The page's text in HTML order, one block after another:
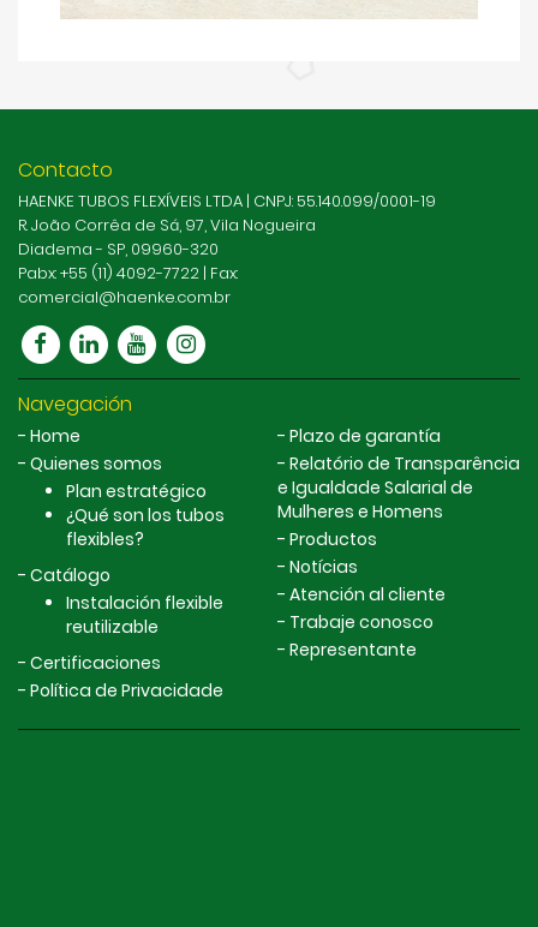
Contacto
HAENKE TUBOS FLEXÍVEIS LTDA | CNPJ: 55.140.099/0001-19
R. João Corrêa de Sá, 97, Vila Nogueira
Diadema - SP, 09960-320
Pabx: +55 (11) 4092-7722 | Fax:
comercial@haenke.com.br
Navegación
Home
Quienes somos
Plan estratégico
¿Qué son los tubos
flexibles?
Catálogo
Instalación flexible
reutilizable
Certificaciones
Política de Privacidade
Plazo de garantía
Relatório de Transparência
e Igualdade Salarial de
Mulheres e Homens
Productos
Notícias
Atención al cliente
Trabaje conosco
Representante